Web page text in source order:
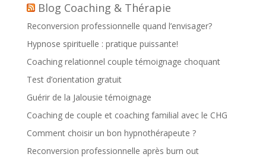
Blog Coaching & Thérapie
Reconversion professionnelle quand l’envisager?
Hypnose spirituelle : pratique puissante!
Coaching relationnel couple témoignage choquant
Test d’orientation gratuit
Guérir de la Jalousie témoignage
Coaching de couple et coaching familial avec le CHG
Comment choisir un bon hypnothérapeute ?
Reconversion professionnelle après burn out